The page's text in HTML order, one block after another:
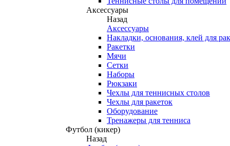
Аксессуары
Назад
Аксессуары
Накладки, основания, клей для
Ракетки
Мячи
Сетки
Наборы
Рюкзаки
Чехлы для теннисных столов
Чехлы для ракеток
Оборудование
Тренажеры для тенниса
Футбол (кикер)
Назад